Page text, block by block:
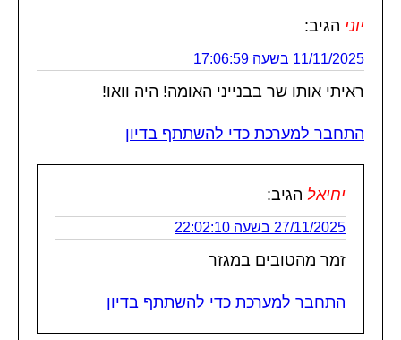
יוני הגיב:
11/11/2025 בשעה 17:06:59
ראיתי אותו שר בבנייני האומה! היה וואו!
התחבר למערכת כדי להשתתף בדיון
יחיאל הגיב:
27/11/2025 בשעה 22:02:10
זמר מהטובים במגזר
התחבר למערכת כדי להשתתף בדיון